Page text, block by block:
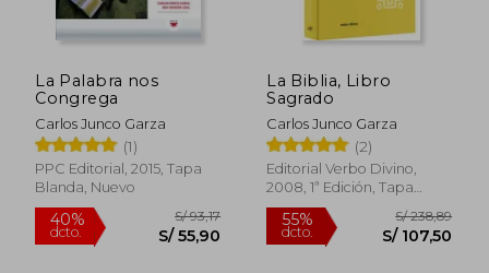
La Palabra nos
Congrega
Carlos Junco Garza
(1)
PPC Editorial, 2015, Tapa
Blanda, Nuevo
La Biblia, Libro
Sagrado
Carlos Junco Garza
(2)
Editorial Verbo Divino,
2008, 1ª Edición, Tapa
Blanda, Nuevo